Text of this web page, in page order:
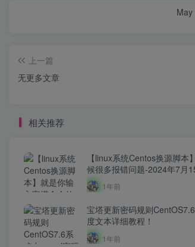
上一篇
无更多文章
相关推荐
【linux系统Centos换源脚
候很多报错问题-2024年7月
服务器yum源！
1年前
宝塔更新密码规则
度文本详细教程！
1年前